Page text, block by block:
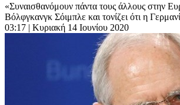
«Συναισθανόμουν πάντα τους άλλους στην
Βόλφγκανγκ Σόιμπλε και τονίζει ότι η
03:17 | Κυριακή 14 Ιουνίου 2020